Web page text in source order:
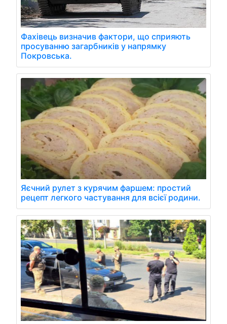
Фахівець визначив фактори, що сприяють
просуванню загарбників у напрямку
Покровська.
Яєчний рулет з курячим фаршем: простий
рецепт легкого частування для всієї родини.